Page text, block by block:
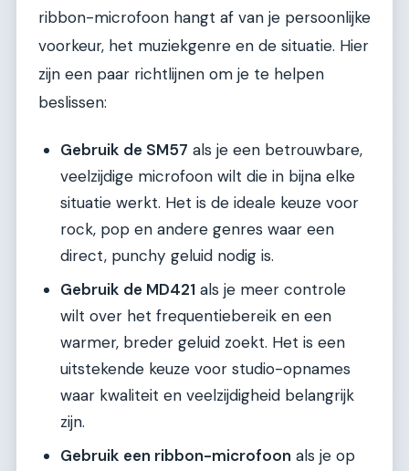
ribbon-microfoon hangt af van je persoonlijke
voorkeur, het muziekgenre en de situatie. Hier
zijn een paar richtlijnen om je te helpen
beslissen:
Gebruik de SM57 als je een betrouwbare,
veelzijdige microfoon wilt die in bijna elke
situatie werkt. Het is de ideale keuze voor
rock, pop en andere genres waar een
direct, punchy geluid nodig is.
Gebruik de MD421 als je meer controle
wilt over het frequentiebereik en een
warmer, breder geluid zoekt. Het is een
uitstekende keuze voor studio-opnames
waar kwaliteit en veelzijdigheid belangrijk
zijn.
Gebruik een ribbon-microfoon als je op